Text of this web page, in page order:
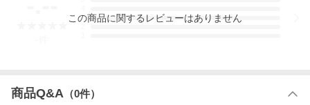
船舶等を利用する場所（沖縄・佐渡ヶ島・五島列島・大島・八丈
島及び離島等、西濃運輸が別途運賃を請求する地域)への発送は原
3
この商品に関するレビューはありません
商品Q&A （0件）